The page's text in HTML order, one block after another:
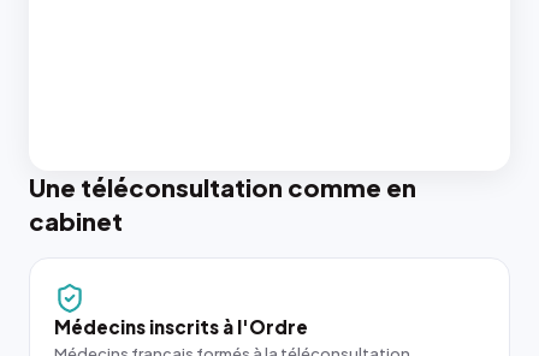
Une téléconsultation comme en
cabinet
Médecins inscrits à l'Ordre